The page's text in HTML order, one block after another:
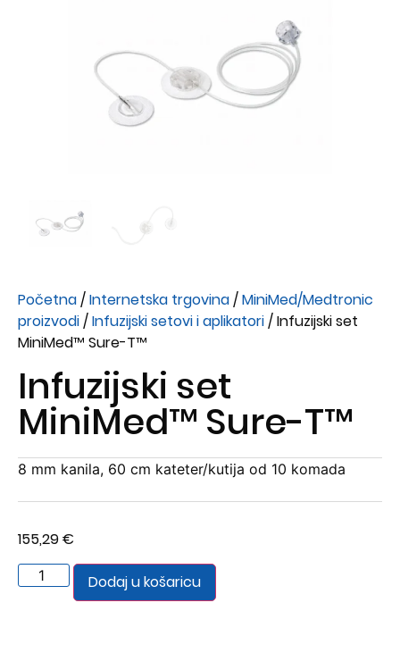
Početna/Internetska trgovina/MiniMed/Medtronic
proizvodi/Infuzijski setovi i aplikatori/ Infuzijski set
MiniMed™ Sure-T™
Infuzijski set
MiniMed™ Sure-T™
8 mm kanila, 60 cm kateter/kutija od 10 komada
155,29€
Dodaj u košaricu